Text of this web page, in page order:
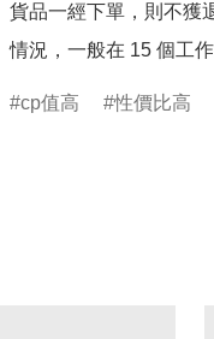
貨品一經下單，則不獲
情況，一般在 15 個工作
cp值高 性價比高